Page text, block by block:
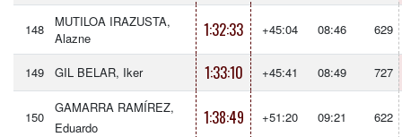
148
MUTILOA IRAZUSTA,
Alazne
1:32:33 +45:04 08:46 629
149 GIL BELAR, Iker 1:33:10 +45:41 08:49 727
150
GAMARRA RAMÍREZ,
Eduardo
1:38:49 +51:20 09:21 622